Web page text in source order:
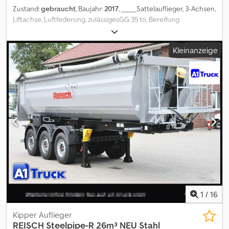
Zustand:gebraucht, Baujahr:2017, _____Sattelauflieger, 3-Achsen,
Liftachse, Luftfederung, zulässigesGG 35 to, Bereifung
385/65R22.5,Lagerort:Kunde Dkedozmk N Hspfx Abqsr
Kleinanzeige
1 / 16
Kipper Auflieger
REISCH Steelpipe-R 26m³ NEU Stahl